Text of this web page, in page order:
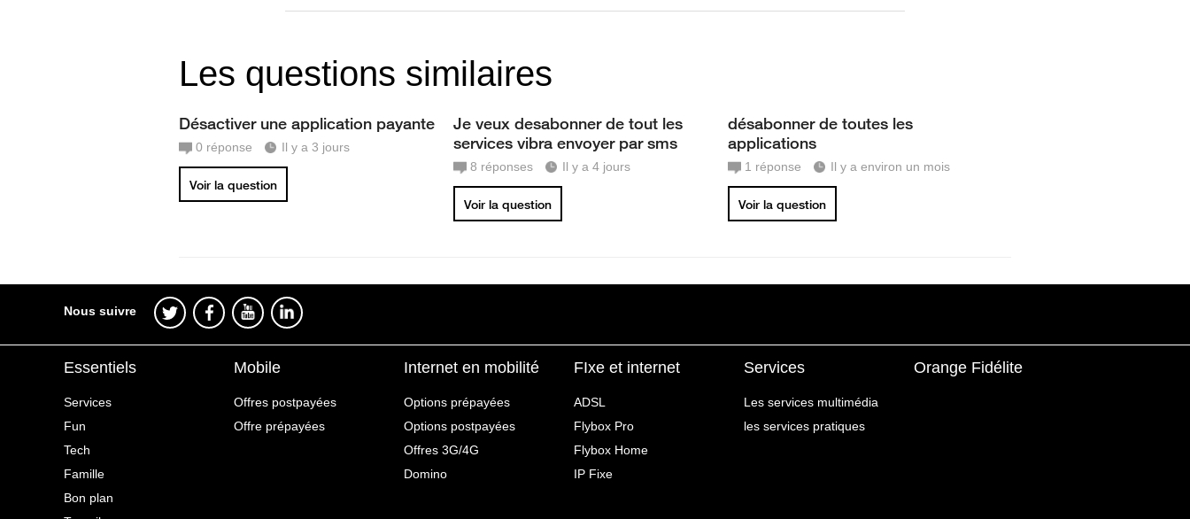
Les questions similaires
Désactiver une application payante
0 réponse Il y a 3 jours
Voir la question
Je veux desabonner de tout les
services vibra envoyer par sms
8 réponses Il y a 4 jours
Voir la question
désabonner de toutes les
applications
1 réponse Il y a environ un mois
Voir la question
Nous suivre
Essentiels
Services
Fun
Tech
Famille
Bon plan
Mobile
Offres postpayées
Offre prépayées
Internet en mobilité
Options prépayées
Options postpayées
Offres 3G/4G
Domino
FIxe et internet
ADSL
Flybox Pro
Flybox Home
IP Fixe
Services
Les services multimédia
les services pratiques
Orange Fidélite